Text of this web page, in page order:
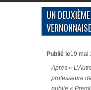
UN
Publié le19 mai
Après «
professeure
publie «